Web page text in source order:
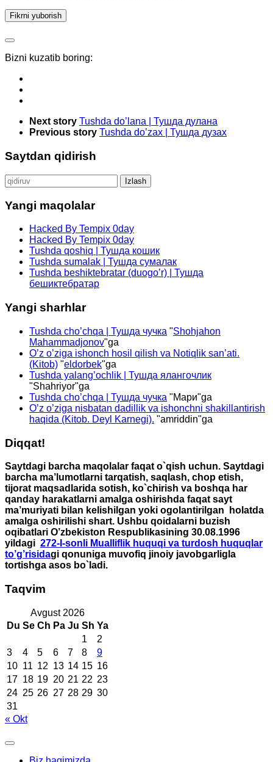
Bizni kuzatib boring:
Next story Tushda do’lana | Тушда дулана
Previous story Tushda do’zax | Тушда дузах
Saytdan qidirish
Qidirshish:
Yangi maqolalar
Hacked By Tempix 0day
Hacked By Tempix 0day
Tushda qoshiq | Тушда кошик
Tushda sumalak | Тушда сумалак
Tushda beshiktebratar (duogo’r) | Тушда
бешиктебратар
Yangi sharhlar
Tushda cho’chqa | Тушда чучка "Shohjahon
Mahammadjonov"ga
O’z o’ziga ishonch hosil qilish va Notiqlik san’ati.
(Kitob) "eldorbek"ga
Tushda yalang’ochlik | Тушда ялангочлик
"Shahriyor"ga
Tushda cho’chqa | Тушда чучка "Мари"ga
O’z o’ziga nisbatan dadillik va ishonchni shakillantirish
haqida (Kitob. Deyl Karnegi). "amriddin"ga
Diqqat!
Saytdagi barcha maqolalar faqat o`qish uchun. Saytdagi
barcha ma’lumotlarni tarqatish, saqlash, chop etish,
tijorat maqsadlarida sotish, ko`chirish va boshqa har
qanday harakatlarni amalga oshirishda faqat sayt
ma’muriyati bilan kelishilgan yoki ogolantirilgan holatda
amalga oshirilishi shart. Ushbu qoidalarni buzish
oqibatlari O’zbekiston Respublikasining 30.08.1996
yildagi 272-I-sonli Mualliflik huquqi va turdosh huquqlar
to’g’risidagi qonuniga muvofiq jinoiy javobgarligla
tortishga asos bo`ladi.
Taqvim
Avgust 2026
Du Se Ch Pa Ju Sh Ya
1
2
3
4 5 6 7 8
9
10 11 12 13 14 15 16
17 18 19 20 21 22 23
24 25 26 27 28 29 30
31
« Okt